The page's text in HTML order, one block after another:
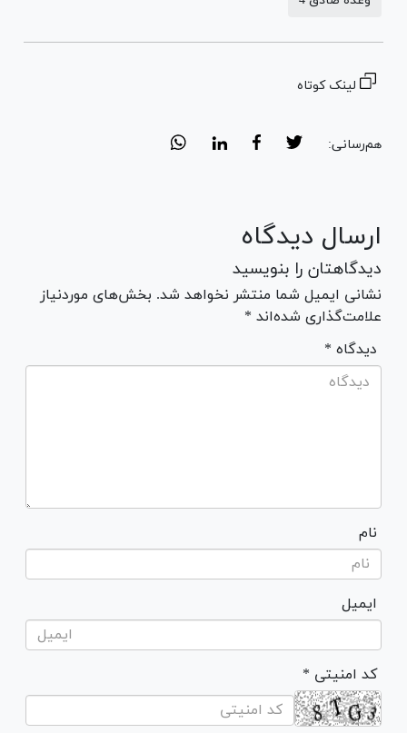
لینک کوتاه
هم‌رسانی:
ارسال دیدگاه
دیدگاهتان را بنویسید
نشانی ایمیل شما منتشر نخواهد شد. بخش‌های موردنیاز
علامت‌گذاری شده‌اند *
* دیدگاه
نام
ایمیل
* کد امنیتی